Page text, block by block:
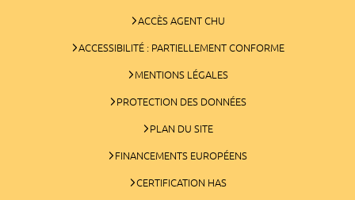
ACCÈS AGENT CHU
ACCESSIBILITÉ : PARTIELLEMENT CONFORME
MENTIONS LÉGALES
PROTECTION DES DONNÉES
PLAN DU SITE
FINANCEMENTS EUROPÉENS
CERTIFICATION HAS